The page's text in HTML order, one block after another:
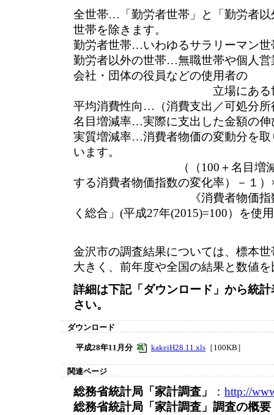
全世帯…「勤労者世帯」と「勤労者
世帯を除きます。
勤労者世帯…いわゆるサラリーマン世
勤労者以外の世帯…無職世帯や個人
会社・団体の役員などの使用者の
立場にある世帯を
平均消費性向…（消費支出／可処分所
名目増減率…実際に支出した金額の伸
実質増減率…消費者物価の変動分を
います。
（（100＋名目増減率）／
する消費者物価指数の変化率）－１）
《消費者物価指数は、「
く総合」(平成27年(2015)=100）を使
金沢市の調査結果については、標本
大きく、前年度や全国の結果と数値
詳細は下記「ダウンロード」から統
さい。
ダウンロード
平成28年11月分 kakeiH28.11.xls ［100KB］
関連ページ
総務省統計局「家計調査」 ： http://
総務省統計局「家計調査」調査の概要